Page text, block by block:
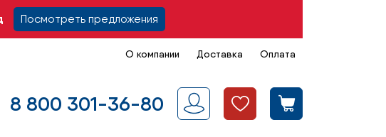
Посмотреть предложения
О компании Доставка Оплата
8 800 301-36-80